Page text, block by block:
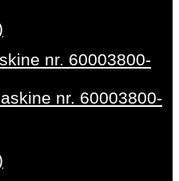
nr. 60003800-
nr. 60003800-